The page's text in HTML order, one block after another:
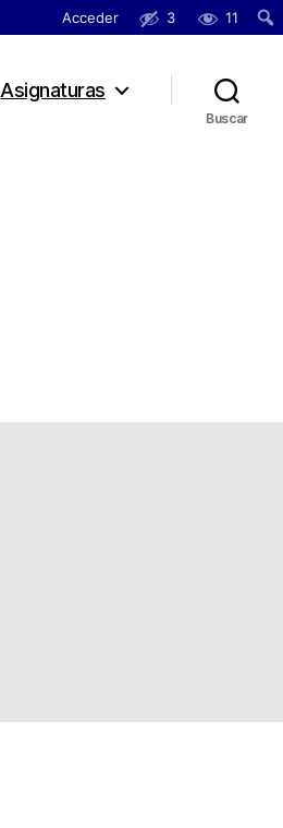
Acceder 3
11
Asignaturas
Buscar